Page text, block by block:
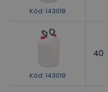
Kód: 143018
Kód: 143019
40